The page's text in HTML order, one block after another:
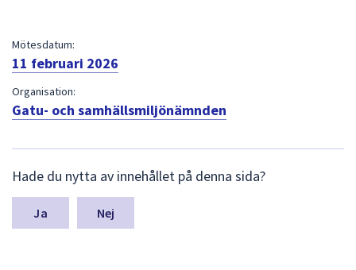
Mötesdatum:
11 februari 2026
Organisation:
Gatu- och samhällsmiljönämnden
ä
m
a
Hade du nytta av innehållet på denna sida?
Nej